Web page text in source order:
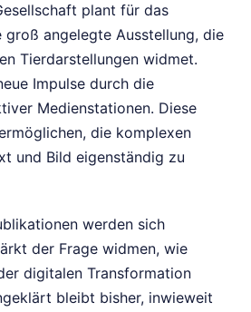
plant für das
groß angelegte Ausstellung, die
Tierdarstellungen widmet.
Impulse durch die
Medienstationen. Diese
die komplexen
und Bild eigenständig zu
werden sich
der Frage widmen, wie
digitalen Transformation
bleibt bisher, inwieweit